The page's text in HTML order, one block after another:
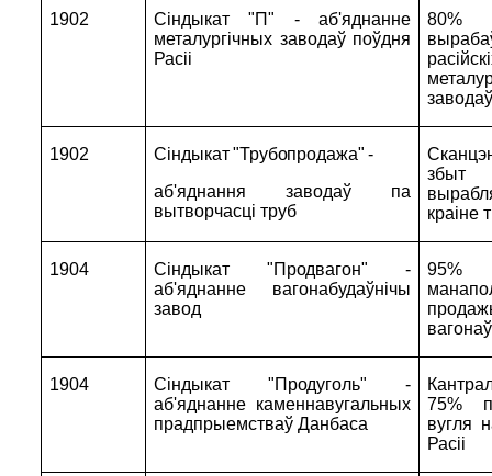
1902 Сіндыкат "П" -аб'яднанне
металургічных заводаў поўдня
Расіі
1902
Сіндыкат "Трубопродажа" -
аб'яднання заводаў па
вытворчасці труб
краіне
1904
Сіндыкат "Продвагон" -
аб'яднанне вагонабудаўнічы
завод
95%
вагонаў
1904
Сіндыкат "Продуголь" -
аб'яднанне каменнавугальных
прадпрыемстваў Данбаса
75%
вугля
Расіі